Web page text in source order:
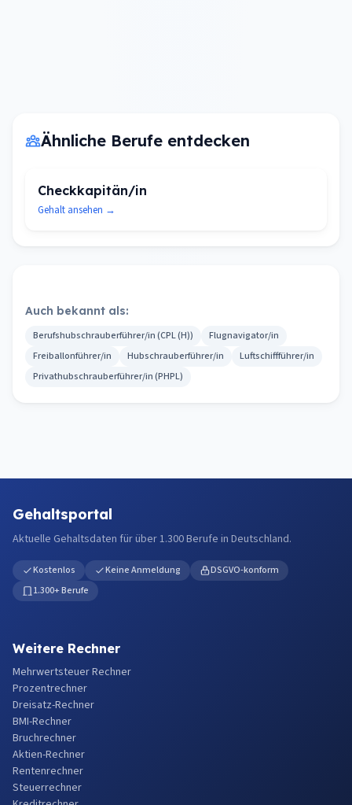
Ähnliche Berufe entdecken
Checkkapitän/in
Gehalt ansehen →
Auch bekannt als:
Berufshubschrauberführer/in (CPL (H))
Flugnavigator/in
Freiballonführer/in
Hubschrauberführer/in
Luftschiffführer/in
Privathubschrauberführer/in (PHPL)
Gehaltsportal
Aktuelle Gehaltsdaten für über 1.300 Berufe in Deutschland.
Kostenlos Keine Anmeldung
DSGVO-konform
1.300+ Berufe
Weitere Rechner
Mehrwertsteuer Rechner
Prozentrechner
Dreisatz-Rechner
BMI-Rechner
Bruchrechner
Aktien-Rechner
Rentenrechner
Steuerrechner